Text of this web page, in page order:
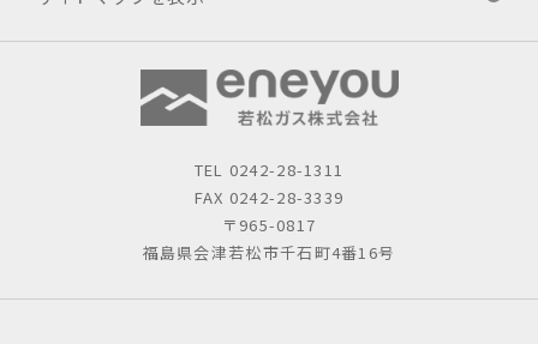
TEL 0242-28-1311
FAX 0242-28-3339
〒965-0817
福島県会津若松市千石町4番16号